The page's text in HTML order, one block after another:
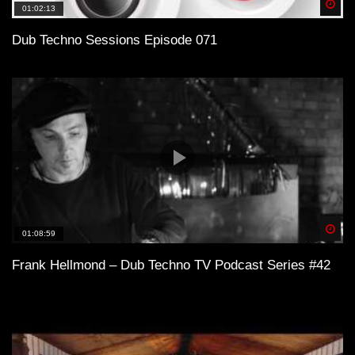
01:02:13
Dub Techno Sessions Episode 071
01:08:59
Frank Hellmond – Dub Techno TV Podcast Series #42